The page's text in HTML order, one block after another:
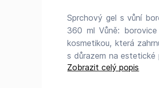
Sprchový gel s vůní
360 ml Vůně: borovice Accentra je německá značka známá svou
kosmetikou, která
s důrazem na estetické
pro péči o tělo a
Zobrazit celý popis